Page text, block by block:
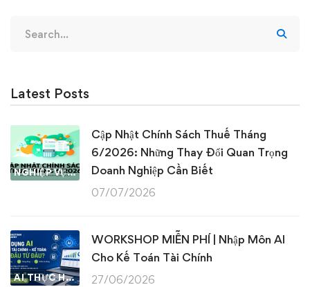
for:
Latest Posts
NGHIỆP VỤ KẾ TOÁN & THUẾ
Cập Nhật Chính Sách Thuế Tháng
6/2026: Những Thay Đổi Quan Trọng
Doanh Nghiệp Cần Biết
07/07/2026
AI THỰC HÀNH
WORKSHOP MIỄN PHÍ | Nhập Môn AI
Cho Kế Toán Tài Chính
27/06/2026